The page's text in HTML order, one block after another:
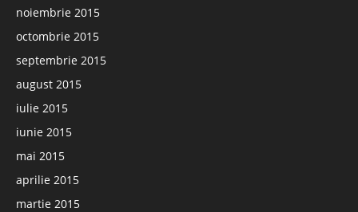
noiembrie 2015
octombrie 2015
septembrie 2015
august 2015
iulie 2015
iunie 2015
mai 2015
aprilie 2015
martie 2015